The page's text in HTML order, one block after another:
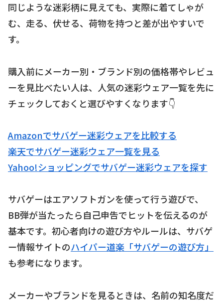
同じような迷彩柄に見えても、実際に着てしゃが
む、走る、伏せる、荷物を持つと差が出やすいで
す。
購入前にメーカー別・ブランド別の価格帯やレビュ
ーを見比べたい人は、人気の迷彩ウェア一覧を先に
チェックしておくと選びやすくなります👇
Amazonでサバゲー迷彩ウェアを比較する
楽天でサバゲー迷彩ウェア一覧を見る
Yahoo!ショッピングでサバゲー迷彩ウェアを探す
サバゲーはエアソフトガンを使って行う遊びで、
BB弾が当たったら自己申告でヒットを伝えるのが
基本です。初心者向けの遊び方やルールは、サバゲ
ー情報サイトのハイパー道楽「サバゲーの遊び方」
も参考になります。
メーカーやブランドを見るときは、名前の知名度だ